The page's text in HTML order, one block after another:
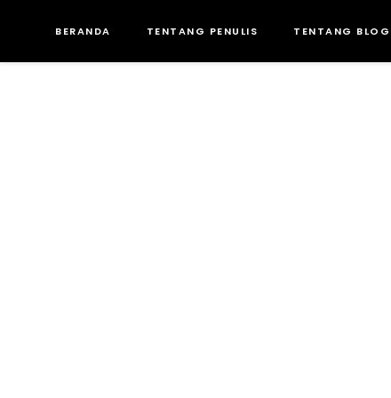
BERANDA TENTANG PENULIS TENTANG BLOG